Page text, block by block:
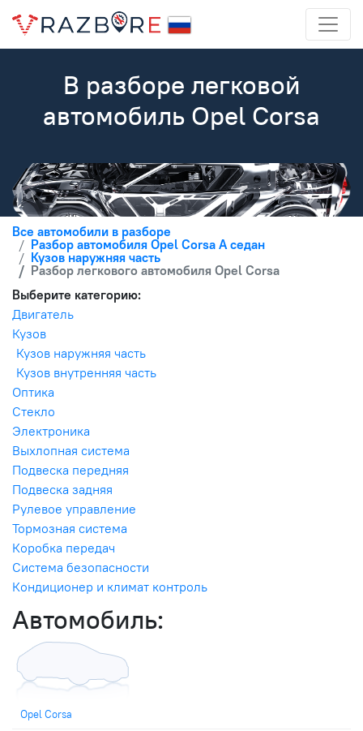
В разборе легковой
автомобиль Opel Corsa
Все автомобили в разборе
Разбор автомобиля Opel Corsa A седан
Кузов наружняя часть
Разбор легкового автомобиля Opel Corsa
Выберите категорию:
Двигатель
Кузов
Кузов наружняя часть
Кузов внутренняя часть
Оптика
Стекло
Электроника
Выхлопная система
Подвеска передняя
Подвеска задняя
Рулевое управление
Тормозная система
Коробка передач
Система безопасности
Кондиционер и климат контроль
Автомобиль:
Opel Corsa